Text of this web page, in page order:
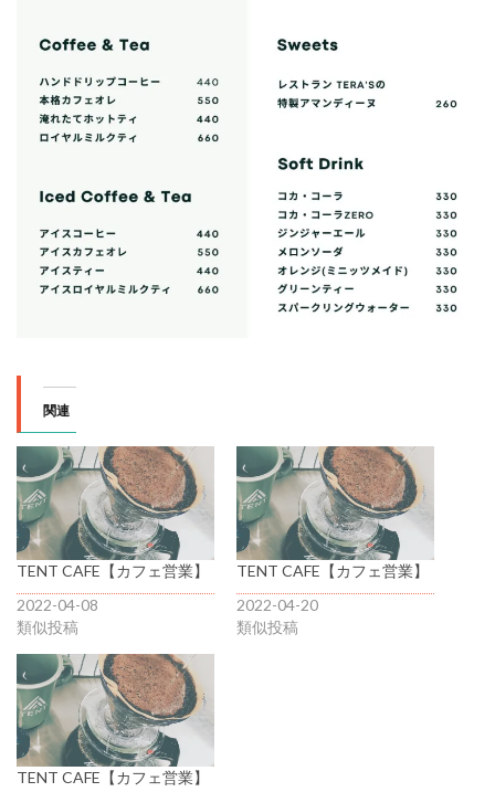
関連
TENT CAFE【カフェ営業】
2022-04-08
類似投稿
TENT CAFE【カフェ営業】
2022-04-20
類似投稿
TENT CAFE【カフェ営業】